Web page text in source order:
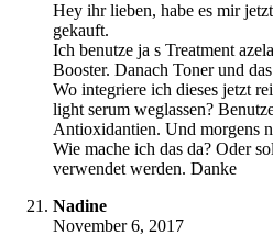
Hey ihr lieben, habe es mir
gekauft.
Ich benutze ja s Treatment
Booster. Danach Toner und
Wo integriere ich dieses jetzt
light serum weglassen?
Antioxidantien. Und morgens
Wie mache ich das da? Oder
verwendet werden. Danke
Nadine
November 6, 2017